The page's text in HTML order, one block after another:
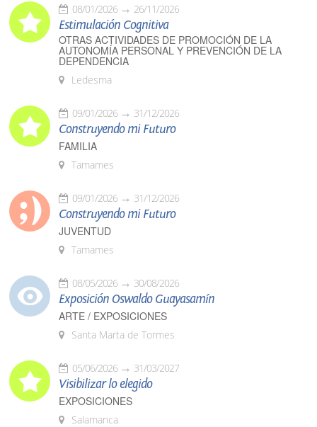
08/01/2026 26/11/2026
Estimulación Cognitiva
OTRAS ACTIVIDADES DE PROMOCIÓN DE LA
AUTONOMÍA PERSONAL Y PREVENCIÓN DE LA
DEPENDENCIA
Ledesma
09/01/2026 31/12/2026
Construyendo mi Futuro
FAMILIA
Tamames
09/01/2026 31/12/2026
Construyendo mi Futuro
JUVENTUD
Tamames
08/05/2026 30/08/2026
Exposición Oswaldo Guayasamín
ARTE / EXPOSICIONES
Santa Marta de Tormes
05/06/2026 31/03/2027
Visibilizar lo elegido
EXPOSICIONES
Salamanca